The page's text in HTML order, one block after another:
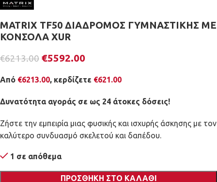
MATRIX TF50 ΔΙΑΔΡΟΜΟΣ ΓΥΜΝΑΣΤΙΚΗΣ ΜΕ
ΚΟΝΣΟΛΑ XUR
€6213.00 €5592.00
Από €6213.00, κερδίζετε €621.00
Δυνατότητα αγοράς σε ως 24 άτοκες δόσεις!
Ζήστε την εμπειρία μιας φυσικής και ισχυρής άσκησης με τον
καλύτερο συνδυασμό σκελετού και δαπέδου.
1 σε απόθεμα
ΠΡΟΣΘΉΚΗ ΣΤΟ ΚΑΛΆΘΙ